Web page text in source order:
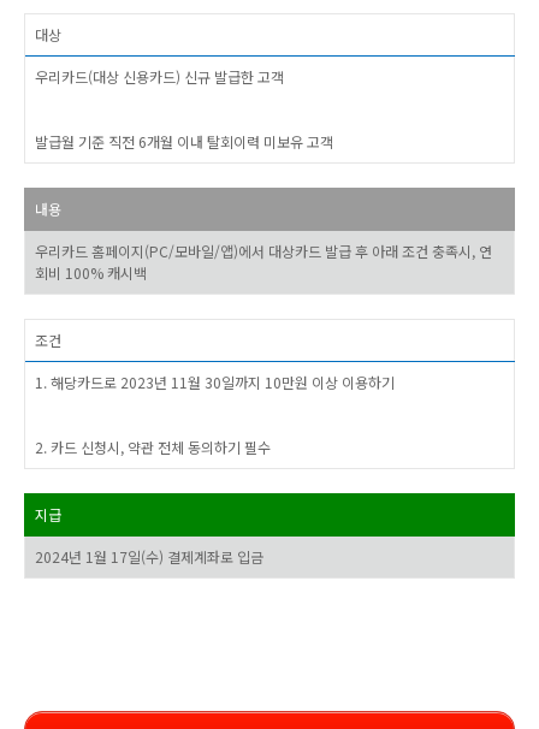
대상
우리카드(대상 신용카드) 신규 발급한 고객
발급월 기준 직전 6개월 이내 탈회이력 미보유 고객
내용
우리카드 홈페이지(PC/모바일/앱)에서 대상카드 발급 후 아래 조건 충족시, 연
회비 100% 캐시백
조건
1. 해당카드로 2023년 11월 30일까지 10만원 이상 이용하기
2. 카드 신청시, 약관 전체 동의하기 필수
지급
2024년 1월 17일(수) 결제계좌로 입금